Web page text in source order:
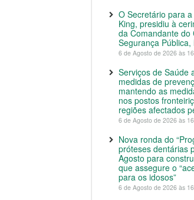
O Secretário para
King, presidiu à
da Comandante do
Segurança Pública,
6 de Agosto de 2026 às
Serviços de Saúde
medidas de
mantendo as
nos postos
regiões afectados
6 de Agosto de 2026 às
Nova ronda do
próteses dentárias
Agosto para
que assegure o
para os idosos”
6 de Agosto de 2026 às